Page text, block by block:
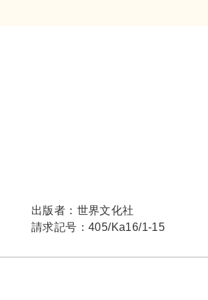
出版者： 世界文化社
請求記号： 405/Ka16/1-15